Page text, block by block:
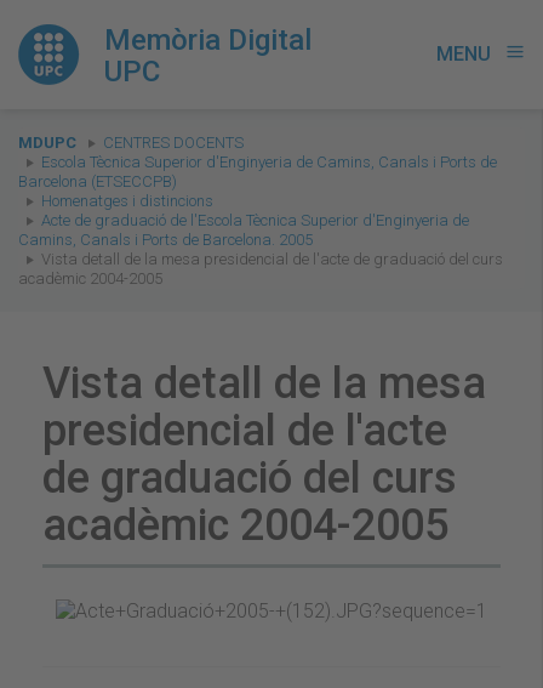
Memòria Digital
UPC
MENU menu
You
are
here:
MDUPC
CENTRES DOCENTS
Escola Tècnica Superior d'Enginyeria de Camins, Canals i Ports de
Barcelona (ETSECCPB)
Homenatges i distincions
Acte de graduació de l'Escola Tècnica Superior d'Enginyeria de
Camins, Canals i Ports de Barcelona. 2005
Vista detall de la mesa presidencial de l'acte de graduació del curs
acadèmic 2004-2005
Vista detall de la mesa
presidencial de l'acte
de graduació del curs
acadèmic 2004-2005